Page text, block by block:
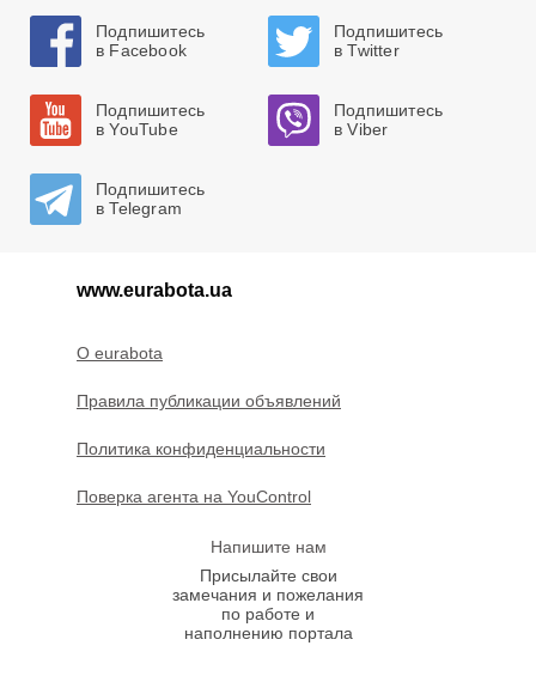
Подпишитесь
в Facebook
Подпишитесь
в Twitter
Подпишитесь
в YouTube
Подпишитесь
в Viber
Подпишитесь
в Telegram
www.eurabota.ua
O eurabota
Правила публикации объявлений
Политика конфиденциальности
Поверка агента на YouControl
Напишите нам
Присылайте свои
замечания и пожелания
по работе и
наполнению портала